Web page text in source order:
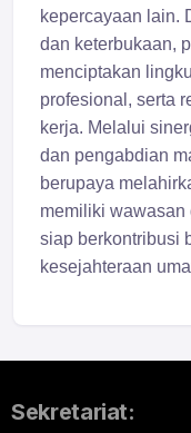
kepercayaan lain.
dan keterbukaan,
menciptakan
profesional, serta
kerja. Melalui
dan pengabdian
berupaya
memiliki wawasan
siap berkontribusi
kesejahteraan
Sekretariat: